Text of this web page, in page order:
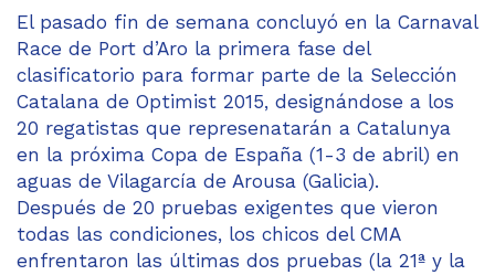
El pasado fin de semana concluyó en la Carnaval
Race de Port d’Aro la primera fase del
clasificatorio para formar parte de la Selección
Catalana de Optimist 2015, designándose a los
20 regatistas que represenatarán a Catalunya
en la próxima Copa de España (1-3 de abril) en
aguas de Vilagarcía de Arousa (Galicia).
Después de 20 pruebas exigentes que vieron
todas las condiciones, los chicos del CMA
enfrentaron las últimas dos pruebas (la 21ª y la